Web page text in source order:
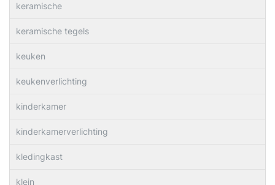
keramische
keramische tegels
keuken
keukenverlichting
kinderkamer
kinderkamerverlichting
kledingkast
klein